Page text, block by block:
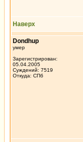
Наверх
Dondhup
умер
Зарегистрирован:
05.04.2005
Суждений: 7519
Откуда: СПб